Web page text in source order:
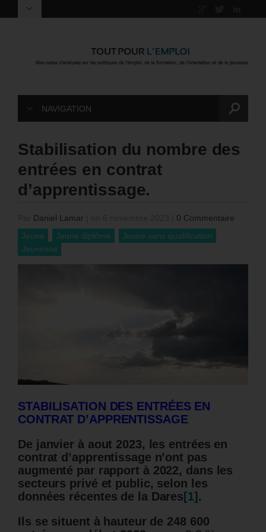
NAVIGATION
Stabilisation du nombre des
entrées en contrat
d’apprentissage.
Daniel Lamar
0 Commentaire
Jeune
Jeune diplômé
Jeune sans qualification
Jeunesse
STABILISATION DES ENTRÉES EN
CONTRAT D’APPRENTISSAGE
De janvier à aout 2023, les entrées en
contrat d’apprentissage n’ont pas
augmenté par rapport à 2022, dans les
secteurs privé et public, selon les
données récentes de la Dares [1] .
Ils se situent à hauteur de 248 600